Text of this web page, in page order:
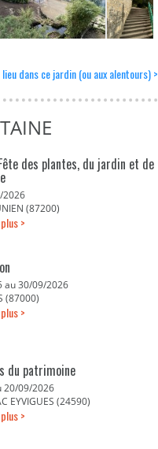
dans ce jardin (ou aux alentours) >
des plantes, du jardin et de
2026
(87200)
>
au 30/09/2026
(87000)
>
du patrimoine
20/09/2026
EYVIGUES (24590)
>